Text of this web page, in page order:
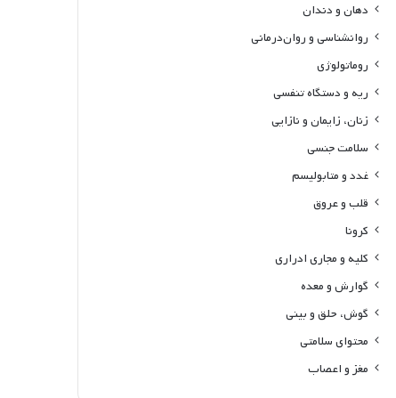
دهان و دندان
روانشناسی و روان‌درمانی
روماتولوژی
ریه و دستگاه تنفسی
زنان، زایمان و نازایی
سلامت جنسی
غدد و متابولیسم
قلب و عروق
کرونا
کلیه و مجاری ادراری
گوارش و معده
گوش، حلق و بینی
محتوای سلامتی
مغز و اعصاب